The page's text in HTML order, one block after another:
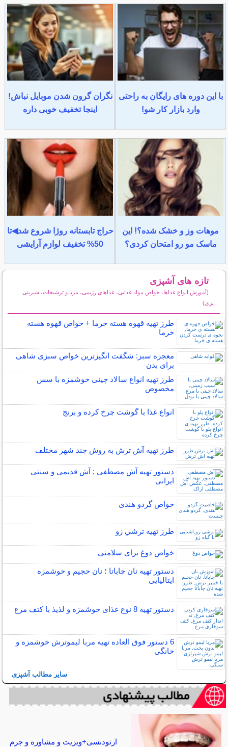
با این دوره های رایگان به راحتی
وارد بازار کار شو!
نگران گرون شدن موبایل نباش!
اینجا تخفیف خوبی داره
موهات وز و خشک شده؟! این
ماسک مو رو امتحان کردی؟
حراج تابستانه روژا شروع شد◀تا
50% تخفیف لوازم آرایشی
تازه های آشپزی
(آموزش انواع غذاها، خواص مواد غذایی، غذاهای رژیمی، مربا و ترشیجات، شیرینی
پزی)
طرز تهیه قهوه هسته خرما + خواص قهوه هسته
خرما
معجزه سبز: شگفت انگیزترین خواص سبزی شاهی
برای بدن
طرز تهیه انواع سالاد چینی خوشمزه با سس
مخصوص
انواع غذا با گوشت چرخ کرده و برنج
طرز تهیه آش ترش به روش چند شهر مختلف
دستور تهیه آش مصطفی ; آش قدیمی و سنتی
ایرانی
خواص گردو هندی
طرز تهیه ترشي زو
خواص دوغ برای سلامتی
دستور تهیه نان چاباتا ؛ نان حجیم و خوشمزه
ایتالیایی
دستور تهیه 8 نوع غذای خوشمزه و لذیذ با کتف مرغ
6 دستور فوق العاده تهیه مربا لیموترش خوشمزه و
خانگی
سایر مطالب آشپزی
ارتودنسی+ویزیت و مشاوره و جرم